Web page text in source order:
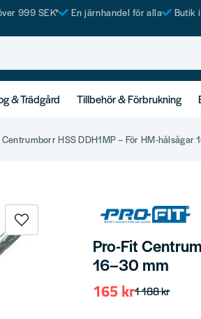
999 SEK* En järnhandel för alla Butik
& Trädgård Tillbehör & Förbrukning
HSS DDH1MP – För HM-hålsågar
Pro-Fit
16–30 mm
1 188 kr
165 kr